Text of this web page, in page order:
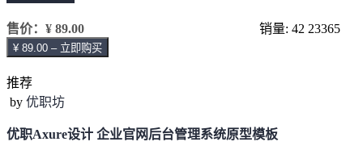
售价： ¥ 89.00 销量: 42 23365
¥ 89.00 – 立即购买
推荐
by 优职坊
优职Axure设计 企业官网后台管理系统原型模板